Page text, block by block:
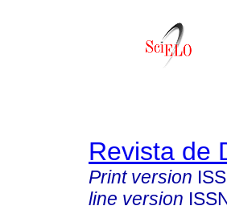
Revista de
Print version
line version